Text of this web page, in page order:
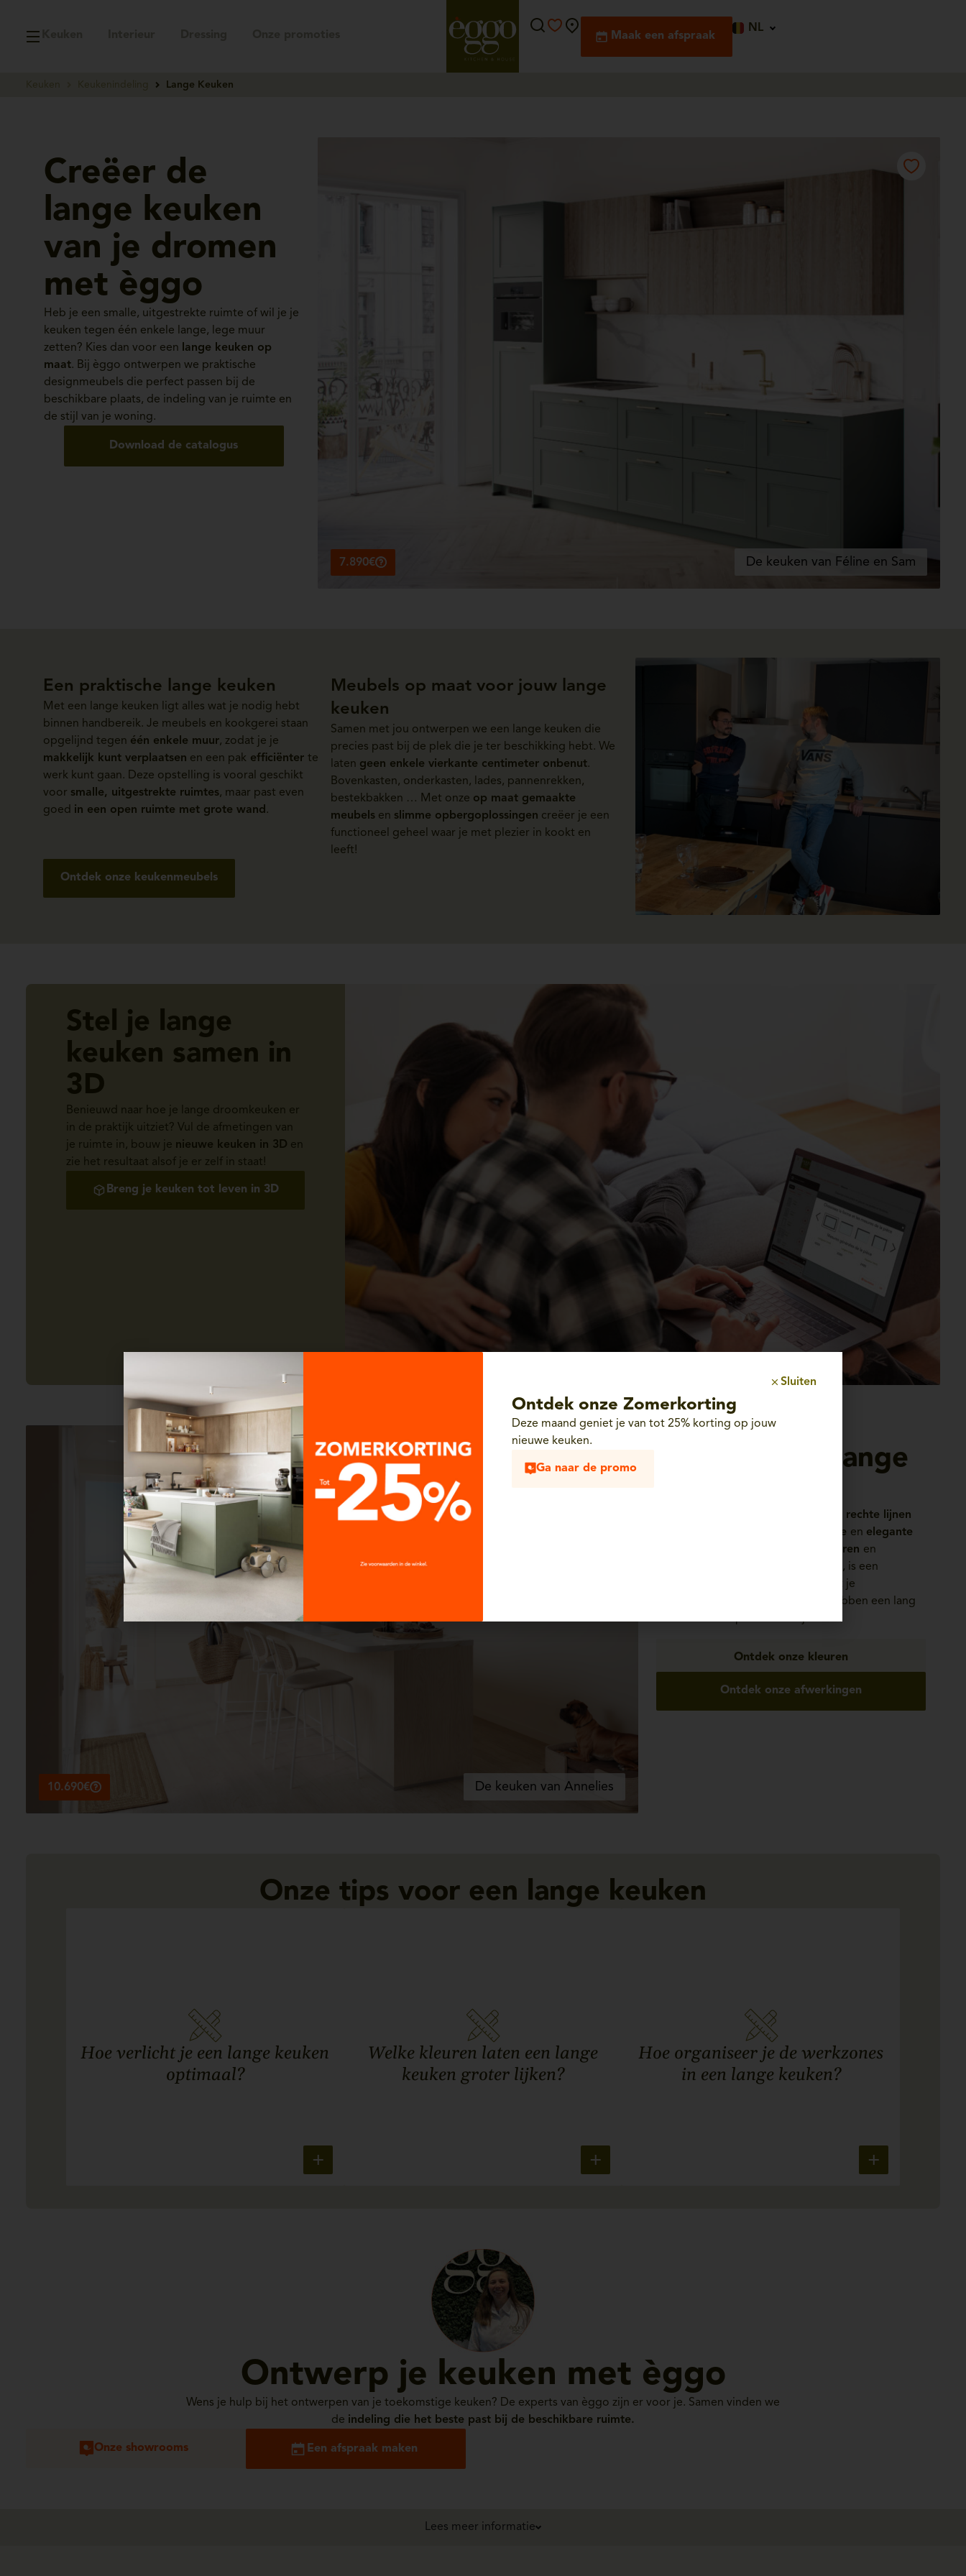
Maak een afspraak
NL
Keuken Keukenindeling Lange Keuken
Creëer de
lange keuken
van je dromen
met èggo
Heb je een smalle, uitgestrekte ruimte of wil je je
keuken tegen één enkele lange, lege muur
zetten? Kies dan voor een
lange keuken op
maat. Bij èggo ontwerpen we praktische
designmeubels die perfect passen bij de
beschikbare plaats, de indeling van je ruimte en
de stijl van je woning.
Download de catalogus
7.890€ De keuken van Féline en Sam
Een praktische lange keuken
Met een lange keuken ligt alles wat je nodig hebt
binnen handbereik. Je meubels en kookgerei staan
opgelijnd tegen één enkele muur, zodat je je
makkelijk kunt verplaatsen en een pak efficiënterte
werk kunt gaan. Deze opstelling is vooral geschikt
voor smalle, uitgestrekte ruimtes, maar past even
goed in een open ruimte met grote wand .
Meubels op maat voor jouw lange
keuken
Samen met jou ontwerpen we een lange keuken die
precies past bij de plek die je ter beschikking hebt. We
laten geen enkele vierkante centimeter onbenut.
Bovenkasten, onderkasten, lades, pannenrekken,
bestekbakken … Met onze op maat gemaakte
meubels en slimme opbergoplossingen creëer je een
functioneel geheel waar je met plezier in kookt en
leeft!
Ontdek onze keukenmeubels
Stel je lange
keuken samen in
3D
Benieuwd naar hoe je lange droomkeuken er
in de praktijk uitziet? Vul de afmetingen van
je ruimte in, bouw je nieuwe keuken in 3D en
zie het resultaat alsof je er zelf in staat!
Breng je keuken tot leven in 3D
10.690€ De keuken van Annelies
Een stijlvolle lange
rechte lijnen
strakke, sobere en elegante
kleuren en
helemaal zelf kunt kiezen, is een
persoonlijke toets zo geregeld! Wat je
ontwerpvoorkeuren ook zijn, we hebben een lang
Ontdek onze kleuren
Ontdek onze afwerkingen
Onze tips voor een lange keuken
Hoe verlicht je een lange keuken
optimaal?
Welke kleuren laten een lange
keuken groter lijken?
Hoe organiseer je de werkzones
in een lange keuken?
Ontwerp je keuken met èggo
Wens je hulp bij het ontwerpen van je toekomstige keuken? De experts van èggo zijn er voor je. Samen vinden we
de indeling die het beste past bij de beschikbare ruimte.
Onze showrooms Een afspraak maken
Lees meer informatie
Sluiten
Ontdek onze Zomerkorting
Deze maand geniet je van tot 25% korting op jouw
nieuwe keuken.
Ga naar de promo